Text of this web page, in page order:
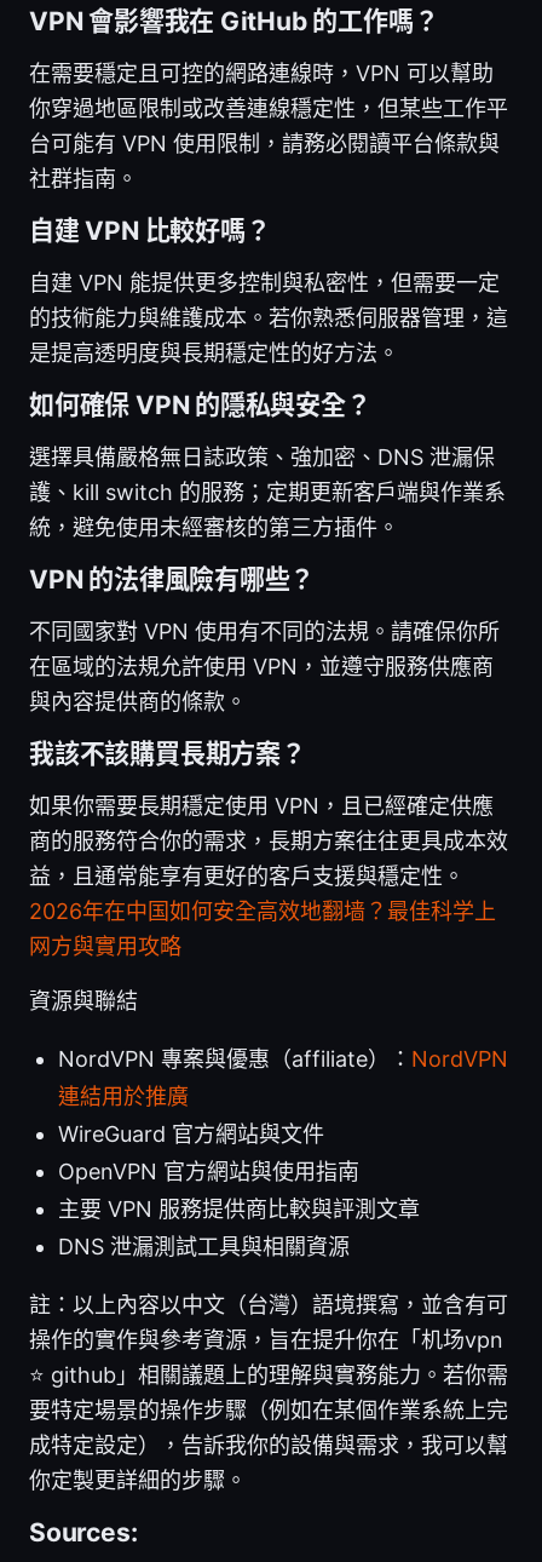
VPN 會影響我在 GitHub 的工作嗎？
在需要穩定且可控的網路連線時，VPN 可以幫助
你穿過地區限制或改善連線穩定性，但某些工作平
台可能有 VPN 使用限制，請務必閱讀平台條款與
社群指南。
自建 VPN 比較好嗎？
自建 VPN 能提供更多控制與私密性，但需要一定
的技術能力與維護成本。若你熟悉伺服器管理，這
是提高透明度與長期穩定性的好方法。
如何確保 VPN 的隱私與安全？
選擇具備嚴格無日誌政策、強加密、DNS 泄漏保
護、kill switch 的服務；定期更新客戶端與作業系
統，避免使用未經審核的第三方插件。
VPN 的法律風險有哪些？
不同國家對 VPN 使用有不同的法規。請確保你所
在區域的法規允許使用 VPN，並遵守服務供應商
與內容提供商的條款。
我該不該購買長期方案？
如果你需要長期穩定使用 VPN，且已經確定供應
商的服務符合你的需求，長期方案往往更具成本效
益，且通常能享有更好的客戶支援與穩定性。
2026年在中国如何安全高效地翻墙？最佳科学上
网方與實用攻略
資源與聯結
NordVPN 專案與優惠（affiliate）： NordVPN
連結用於推廣
WireGuard 官方網站與文件
OpenVPN 官方網站與使用指南
主要 VPN 服務提供商比較與評測文章
DNS 泄漏測試工具與相關資源
註：以上內容以中文（台灣）語境撰寫，並含有可
操作的實作與參考資源，旨在提升你在「机场vpn
⭐ github」相關議題上的理解與實務能力。若你需
要特定場景的操作步驟（例如在某個作業系統上完
成特定設定），告訴我你的設備與需求，我可以幫
你定製更詳細的步驟。
Sources: